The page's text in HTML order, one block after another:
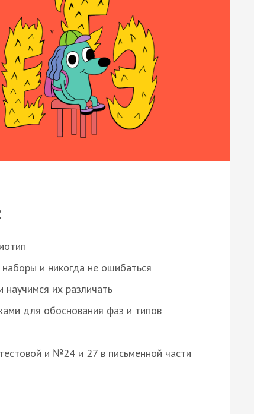
и никогда не ошибаться
их различать
для обоснования фаз и типов
и №24 и 27 в письменной части